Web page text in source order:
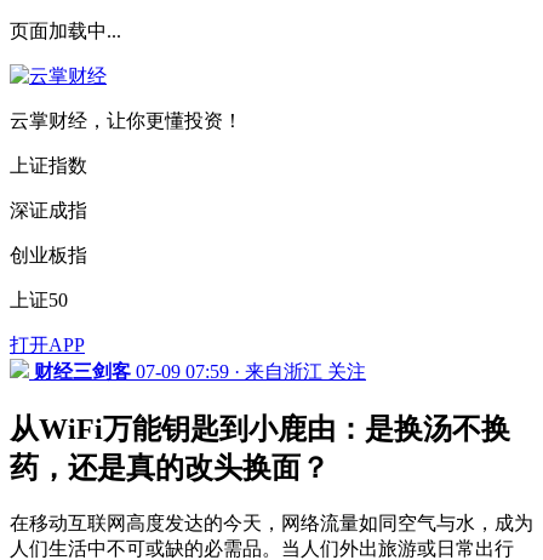
页面加载中...
云掌财经，让你更懂投资！
上证指数
深证成指
创业板指
上证50
打开APP
财经三剑客 07-09 07:59 · 来自浙江 关注
从WiFi万能钥匙到小鹿由：是换汤不换
药，还是真的改头换面？
在移动互联网高度发达的今天，网络流量如同空气与水，成为
人们生活中不可或缺的必需品。当人们外出旅游或日常出行